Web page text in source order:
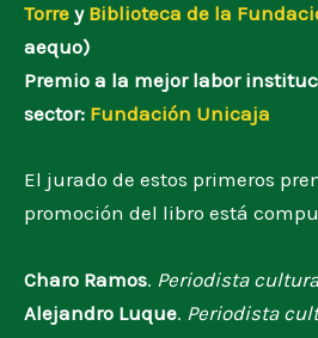
Torre y Biblioteca de la
aequo)
Premio a la mejor labor
sector: Fundación Unicaja
El jurado de estos primeros
promoción del libro está
Charo Ramos. Periodista
Alejandro Luque. Periodista